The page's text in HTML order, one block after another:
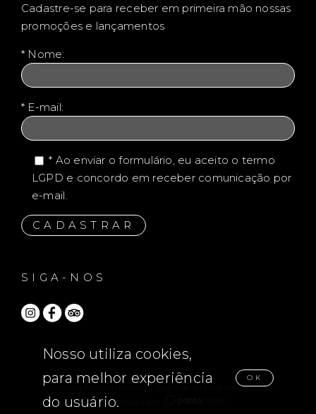
Cadastre-se para receber em primeira mão nossas
promoções e lançamentos
* Nome:
* E-mail:
* Ao enviar o formulário, eu aceito o termo
LGPD e concordo em receber comunicação por
e-mail.
SIGA-NOS
©Vínicola Franco Italiano | Todos os direitos reservados |
Desenvolvido por
Nosso utiliza cookies,
para melhor experiência
do usuário.
OK